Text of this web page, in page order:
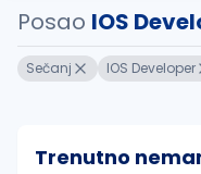
Posao IOS
Sečanj IOS Developer
Trenutno